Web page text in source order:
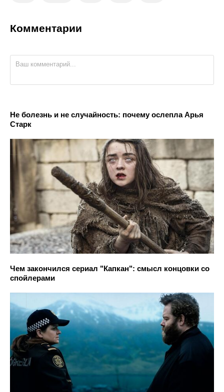
Комментарии
Не болезнь и не случайность: почему ослепла Арья
Старк
Чем закончился сериал "Капкан": смысл концовки со
спойлерами